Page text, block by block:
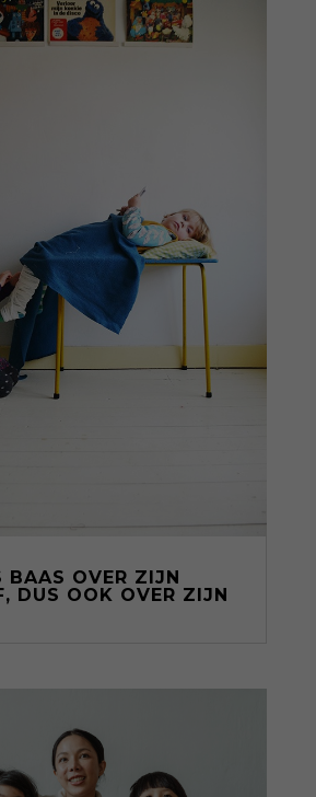
BAAS OVER ZIJN
DUS OOK OVER ZIJN